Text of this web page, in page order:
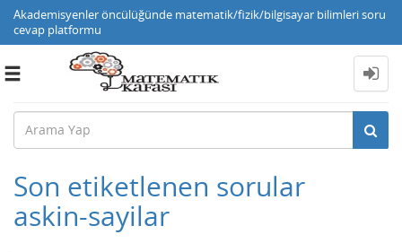
Akademisyenler öncülüğünde matematik/fizik/bilgisayar bilimleri soru
cevap platformu
Toggle
Son etiketlenen sorular
askin-sayilar